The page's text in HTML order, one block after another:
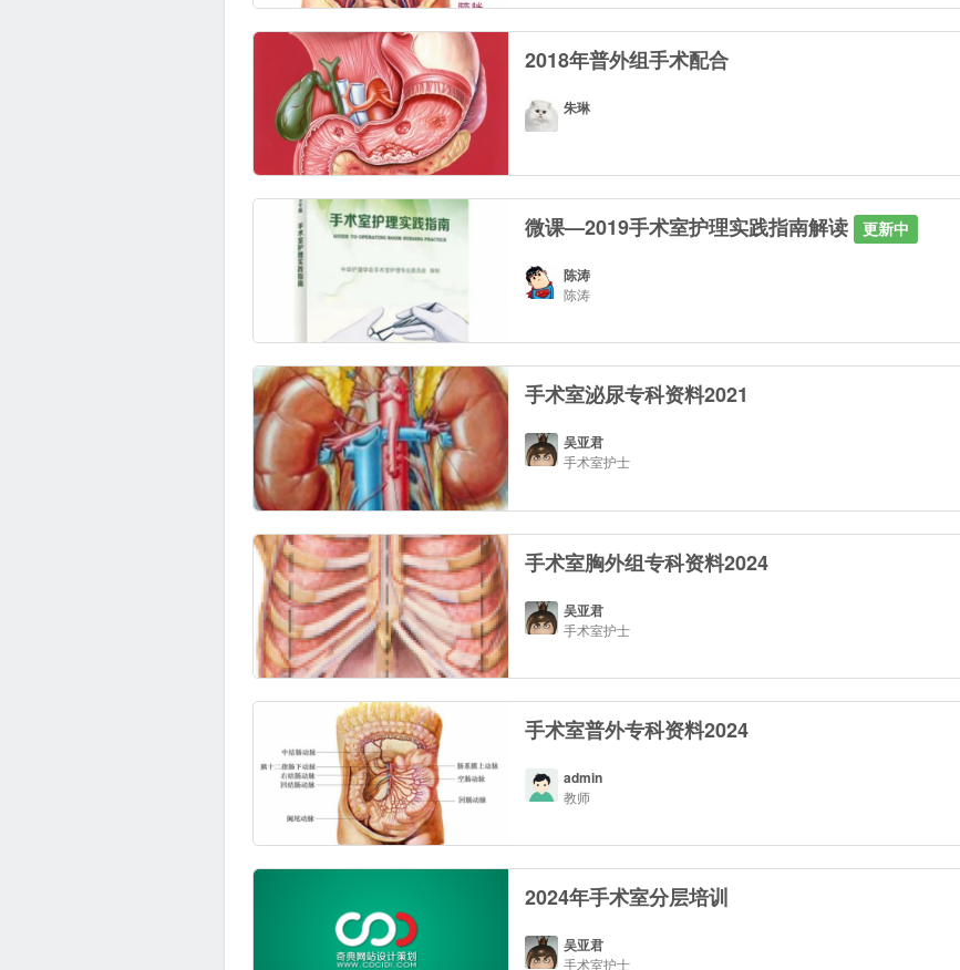
2018年普外组手术配合
朱琳
微课—2019手术室护理实践指南解读 更新中
陈涛
陈涛
手术室泌尿专科资料2021
吴亚君
手术室护士
手术室胸外组专科资料2024
吴亚君
手术室护士
手术室普外专科资料2024
admin
教师
2024年手术室分层培训
吴亚君
手术室护士